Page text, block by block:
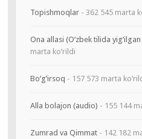
Topishmoqlar- 362 545 marta
Ona allasi (O‘zbek tilida
marta ko‘rildi
Bo’g’irsoq - 157 573 marta
Alla bolajon (audio) - 155 144
Zumrad va Qimmat- 142 182